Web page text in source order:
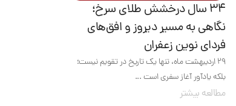
۳۴ سال درخشش طلای سرخ؛
نگاهی به مسیر دیروز و افق‌های
فردای نوین زعفران
۲۹ اردیبهشت ماه، تنها یک تاریخ در تقویم نیست؛
بلکه یادآور آغاز سفری است ...
مطالعه بیشتر